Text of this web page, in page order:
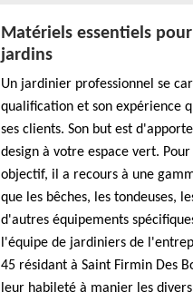
Matériels essentiels
jardins
Un jardinier professionnel se
qualification et son expérience
ses clients. Son but est
design à votre espace vert.
objectif, il a recours à une
que les bêches, les tondeuses,
d'autres équipements
l'équipe de jardiniers de
45 résidant à Saint Firmin Des
leur habileté à manier les